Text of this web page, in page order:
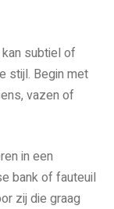
subtiel of
stijl. Begin met
vazen of
in een
bank of fauteuil
zij die graag